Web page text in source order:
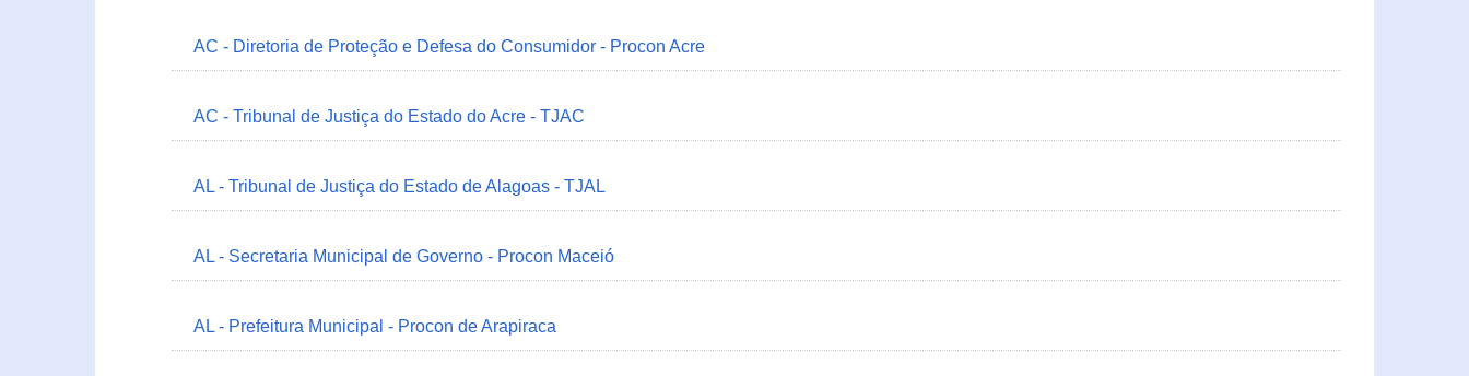
AC - Diretoria de Proteção e Defesa do Consumidor - Procon Acre
AC - Tribunal de Justiça do Estado do Acre - TJAC
AL - Tribunal de Justiça do Estado de Alagoas - TJAL
AL - Secretaria Municipal de Governo - Procon Maceió
AL - Prefeitura Municipal - Procon de Arapiraca